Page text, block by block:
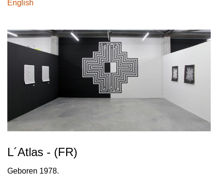
English
L´Atlas - (FR)
Geboren 1978.